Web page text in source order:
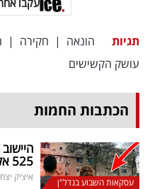
עקבו
עקבו
תגיות הונאה | חקירה |
עושק הקשישים
הכתבות החמות
עסקאות השבוע בנדל"ן
525 אלף שקל
איציק